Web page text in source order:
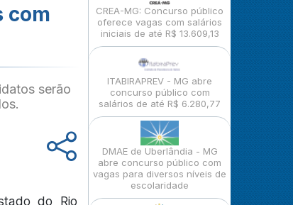
com
serão
do Rio
CREA-MG: Concurso público
oferece vagas com salários
iniciais de até R$ 13.609,13
ITABIRAPREV - MG abre
concurso público com
salários de até R$ 6.280,77
DMAE de Uberlândia - MG
abre concurso público com
vagas para diversos níveis de
escolaridade